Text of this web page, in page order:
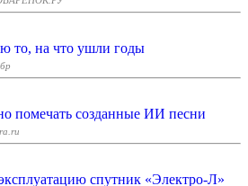
то, на что ушли годы
помечать созданные ИИ песни
спутник «Электро-Л»